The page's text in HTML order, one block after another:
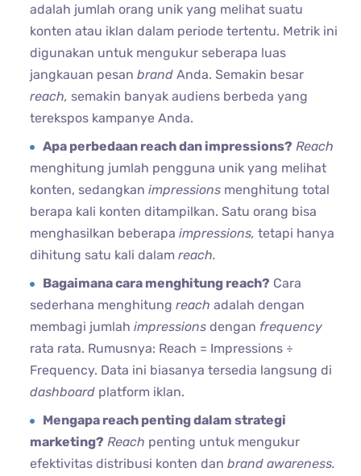
adalah jumlah orang unik yang melihat suatu
konten atau iklan dalam periode tertentu. Metrik ini
digunakan untuk mengukur seberapa luas
jangkauan pesanbrand Anda. Semakin besar
reach, semakin banyak audiens berbeda yang
terekspos kampanye Anda.
Apa perbedaan reach dan impressions? Reach
menghitung jumlah pengguna unik yang melihat
konten, sedangkanimpressions menghitung total
berapa kali konten ditampilkan. Satu orang bisa
menghasilkan beberapaimpressions, tetapi hanya
dihitung satu kali dalamreach.
Bagaimana cara menghitung reach? Cara
sederhana menghitungreach adalah dengan
membagi jumlahimpressions dengan frequency
rata rata. Rumusnya: Reach = Impressions ÷
Frequency. Data ini biasanya tersedia langsung di
dashboard platform iklan.
Mengapa reach penting dalam strategi
marketing? Reach penting untuk mengukur
efektivitas distribusi konten danbrand awareness.